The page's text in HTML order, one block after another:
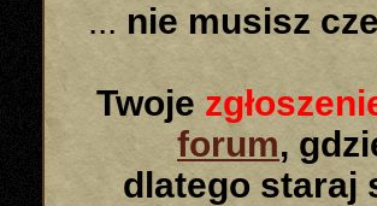
... nie musisz
Twoje
forum,
dlatego staraj